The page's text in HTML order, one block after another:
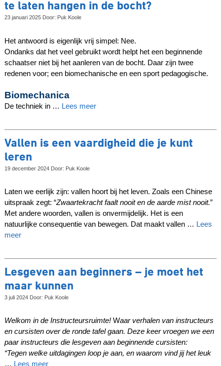
te laten hangen in de bocht?
23 januari 2025 Door: Puk Koole
Het antwoord is eigenlijk vrij simpel: Nee.
Ondanks dat het veel gebruikt wordt helpt het een beginnende
schaatser niet bij het aanleren van de bocht. Daar zijn twee
redenen voor; een biomechanische en een sport pedagogische.
Biomechanica
De techniek in … Lees meer
Vallen is een vaardigheid die je kunt
leren
19 december 2024 Door: Puk Koole
Laten we eerlijk zijn: vallen hoort bij het leven. Zoals een Chinese
uitspraak zegt: “Zwaartekracht faalt nooit en de aarde mist nooit.”
Met andere woorden, vallen is onvermijdelijk. Het is een
natuurlijke consequentie van bewegen. Dat maakt vallen … Lees
meer
Lesgeven aan beginners – je moet het
maar kunnen
3 juli 2024 Door: Puk Koole
Welkom in de Instructeursruimte!Waar verhalen van instructeurs
en cursisten over de ronde tafel gaan. Deze keer vroegen we een
paar instructeurs die lesgeven aan beginnende cursisten:
“Tegen welke uitdagingen loop je aan, en waarom vind jij het leuk
… Lees meer